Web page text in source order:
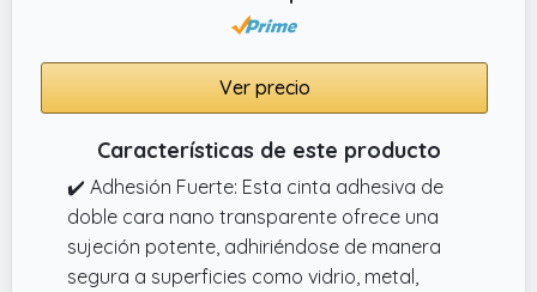
Ver precio
Características de este producto
✔️ Adhesión Fuerte: Esta cinta adhesiva de
doble cara nano transparente ofrece una
sujeción potente, adhiriéndose de manera
segura a superficies como vidrio, metal,